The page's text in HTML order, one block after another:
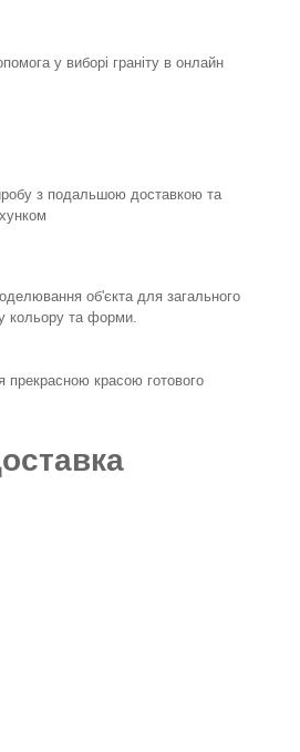
у виборі граніту в онлайн
з подальшою доставкою та
об'єкта для загального
кольору та форми.
красою готового